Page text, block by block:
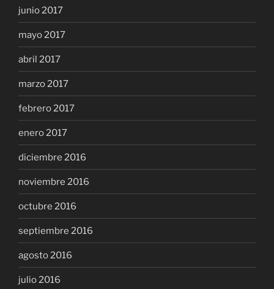
junio 2017
mayo 2017
abril 2017
marzo 2017
febrero 2017
enero 2017
diciembre 2016
noviembre 2016
octubre 2016
septiembre 2016
agosto 2016
julio 2016